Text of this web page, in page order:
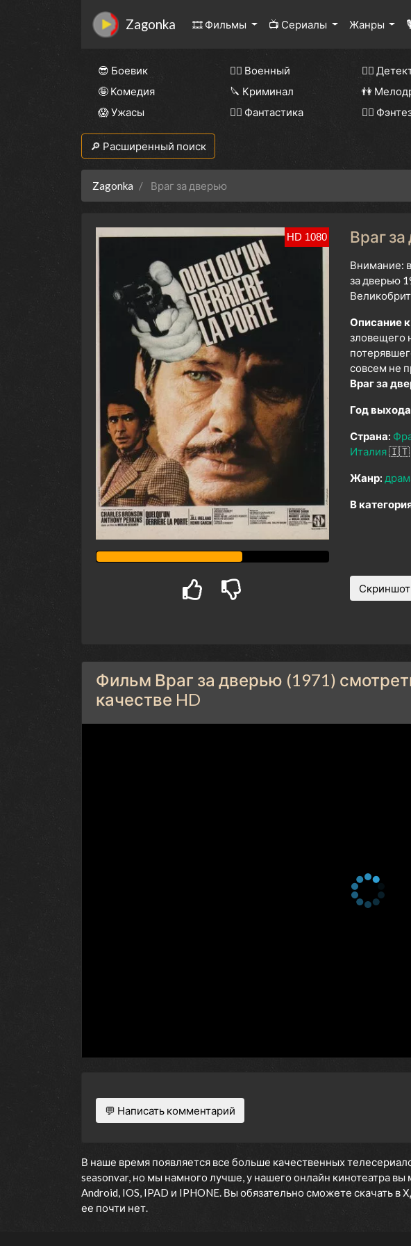
Zagonka 🎞 Фильмы 📺 Сериалы Жанры
😎 Боевик 👨‍✈️ Военный 🕵️‍♂️
🤪 Комедия
🔪 Криминал 👫
😱 Ужасы
🧙‍♀️ Фантастика 🧝‍♂️
🔎 Расширенный поиск
Zagonka Враг за дверью
HD 1080 Враг
Внимание:
за дверью
Описание
зловещего
совсем не
Враг за
Год
Страна:
Италия🇮🇹
Жанр:
В
Фильм Враг за дверью (1971)
качестве HD
💬 Написать комментарий
В наше время появляется все больше качественных
seasonvar, но мы намного лучше, у нашего онлайн кинотеатра
Android, IOS, IPAD и IPHONE. Вы обязательно сможете скачать
ее почти нет.